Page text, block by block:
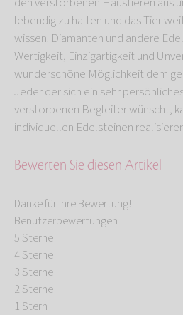
lebendig zu halten und das Tier
wissen. Diamanten und andere
Wertigkeit, Einzigartigkeit und
wunderschöne Möglichkeit dem
Jeder der sich ein sehr
verstorbenen Begleiter wünscht,
individuellen Edelsteinen
Bewerten Sie diesen Artikel
Danke für Ihre Bewertung!
Benutzerbewertungen
5 Sterne
4 Sterne
3 Sterne
2 Sterne
1 Stern